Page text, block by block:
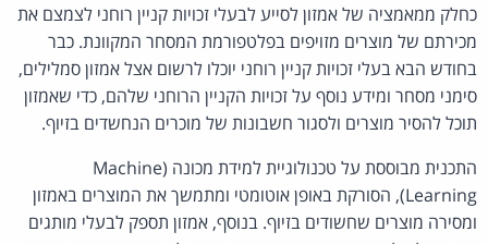
כחלק ממאמציה של אמזון לסייע לבעלי זכויות קניין רוחני לצמצם את
מכירתם של מוצרים מזויפים בפלטפורמת המסחר המקוונת. כבר
בחודש הבא בעלי זכויות קניין רוחני יוכלו לרשום אצל אמזון סמלילים,
סימני מסחר ומידע נוסף על זכויות הקניין הרוחני שלהם, כדי שאמזון
תוכל להסיר מוצרים ולסגור חשבונות של מוכרים הנחשדים בזיוף.
התכנית מבוססת על טכנולוגיית למידת מכונה (Machine
Learning), הסורקת באופן אוטומטי ומתמשך את המוצרים באמזון
ומסירה מוצרים שחשודים בזיוף. בנוסף, אמזון תספק לבעלי מותגים